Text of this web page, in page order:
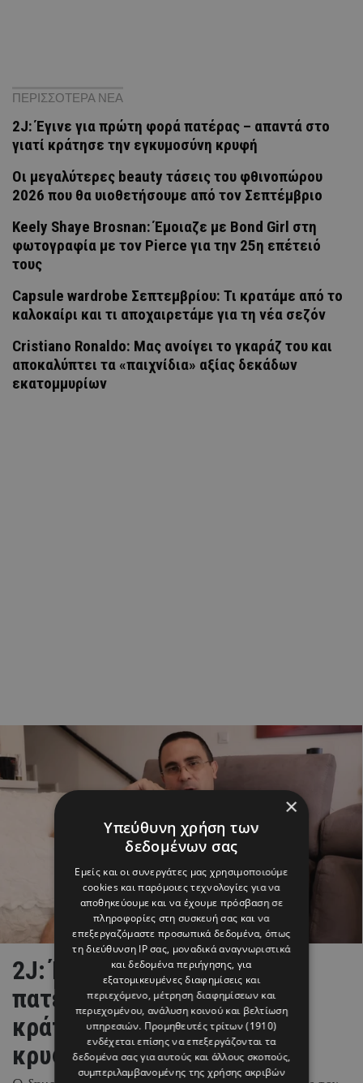
ΠΕΡΙΣΣΟΤΕΡΑ ΝΕΑ
2J: Έγινε για πρώτη φορά πατέρας – απαντά στο
γιατί κράτησε την εγκυμοσύνη κρυφή
Οι μεγαλύτερες beauty τάσεις του φθινοπώρου
2026 που θα υιοθετήσουμε από τον Σεπτέμβριο
Keely Shaye Brosnan: Έμοιαζε με Bond Girl στη
φωτογραφία με τον Pierce για την 25η επέτειό
τους
Capsule wardrobe Σεπτεμβρίου: Τι κρατάμε από το
καλοκαίρι και τι αποχαιρετάμε για τη νέα σεζόν
Cristiano Ronaldo: Μας ανοίγει το γκαράζ του και
αποκαλύπτει τα «παιχνίδια» αξίας δεκάδων
εκατομμυρίων
2J: Έγινε για πρώτη φορά
πατέρας – απαντά στο γιατί
κράτησε την εγκυμοσύνη
κρυφή
×
Υπεύθυνη χρήση των
δεδομένων σας
Εμείς και οι συνεργάτες μας χρησιμοποιούμε
cookies και παρόμοιες τεχνολογίες για να
αποθηκεύουμε και να έχουμε πρόσβαση σε
πληροφορίες στη συσκευή σας και να
επεξεργαζόμαστε προσωπικά δεδομένα, όπως
τη διεύθυνση IP σας, μοναδικά αναγνωριστικά
και δεδομένα περιήγησης, για
εξατομικευμένες διαφημίσεις και
περιεχόμενο, μέτρηση διαφημίσεων και
περιεχομένου, ανάλυση κοινού και βελτίωση
υπηρεσιών. Προμηθευτές τρίτων (1910)
ενδέχεται επίσης να επεξεργάζονται τα
δεδομένα σας για αυτούς και άλλους σκοπούς,
συμπεριλαμβανομένης της χρήσης ακριβών